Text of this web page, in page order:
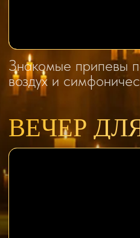
Русский рок объединяет людей
разных возрастов. В зале
почувствовать, что эти песни
любят и проживают вместе с